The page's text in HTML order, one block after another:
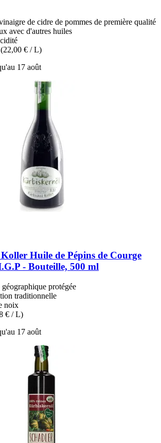
de cidre de pommes de première qualité
avec d'autres huiles
(22,00 € / L)
17 août
Huile de Pépins de Courge
-​ Bouteille, 500 ml
protégée
traditionnelle
noix
€ / L)
17 août